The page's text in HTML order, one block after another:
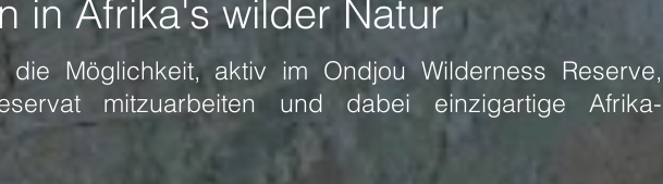
in Afrika's wilder Natur
die Möglichkeit, aktiv im Ondjou Wilderness Reserve,
mitzuarbeiten und dabei einzigartige Afrika-